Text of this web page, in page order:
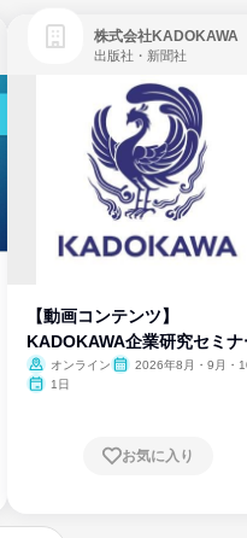
株式会社KADOKAWA
出版社・新聞社
【動画コンテンツ】
KADOKAWA企業研究セミナ
オンライン
2026年8月・9月・
1日
お気に入り